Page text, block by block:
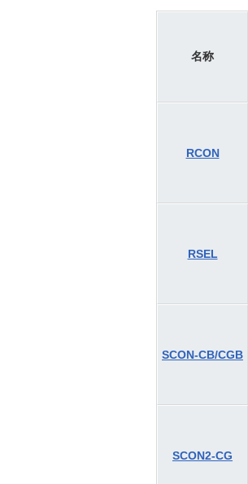
名称
RCON
RSEL
SCON-CB/CGB
SCON2-CG